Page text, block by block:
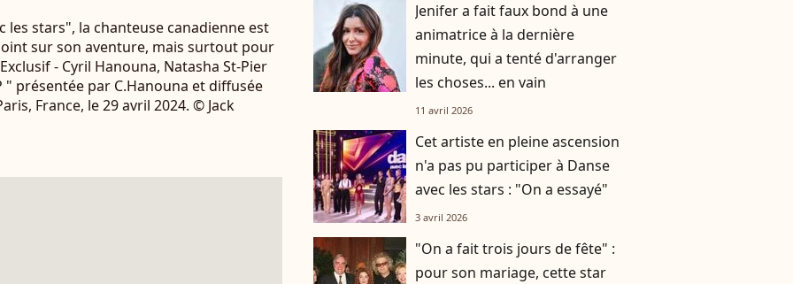
les stars", la chanteuse canadienne est
sur son aventure, mais surtout pour
- Cyril Hanouna, Natasha St-Pier
présentée par C.Hanouna et diffusée
France, le 29 avril 2024. © Jack
Jenifer a fait faux bond à une
animatrice à la dernière
minute, qui a tenté d'arranger
les choses... en vain
11 avril 2026
Cet artiste en pleine ascension
n'a pas pu participer à Danse
avec les stars : "On a essayé"
3 avril 2026
"On a fait trois jours de fête" :
pour son mariage, cette star